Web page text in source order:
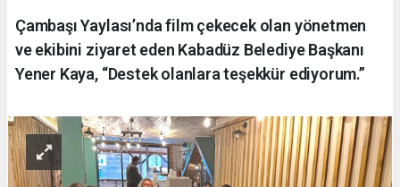
Çambaşı Yaylası’nda film çekecek olan yönetmen
ve ekibini ziyaret eden Kabadüz Belediye Başkanı
Yener Kaya, “Destek olanlara teşekkür ediyorum.”